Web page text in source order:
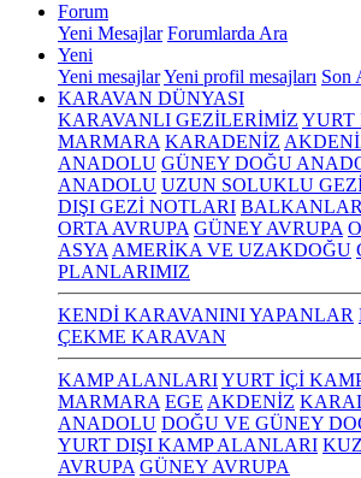
Forum
Yeni Mesajlar Forumlarda Ara
Yeni
Yeni mesajlarYeni profil mesajları Son
KARAVAN DÜNYASI
KARAVANLI GEZİLERİMİZ YURT
MARMARA KARADENİZ
ANADOLU GÜNEY DOĞU
ANADOLU UZUN SOLUKLU
DIŞI GEZİ NOTLARI BALKANLAR
ORTA AVRUPA GÜNEY AVRUPA
ASYA AMERİKA VE UZAKDOĞU
PLANLARIMIZ
KENDİ KARAVANINI YAPANLAR
ÇEKME KARAVAN
KAMP ALANLARIYURT İÇİ
MARMARA EGE AKDENİZ
ANADOLU DOĞU VE GÜNEY
YURT DIŞI KAMP ALANLARI
AVRUPA GÜNEY AVRUPA